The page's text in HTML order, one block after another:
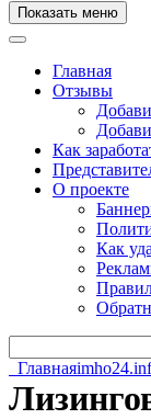
Показать меню
Главная
Отзывы
Как
О проекте
Как
Главная